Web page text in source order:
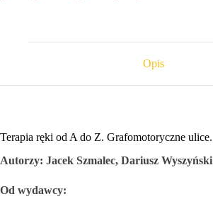
Opis
Terapia ręki od A do Z. Grafomotoryczne ulice.
Autorzy: Jacek Szmalec, Dariusz Wyszyński
Od wydawcy: